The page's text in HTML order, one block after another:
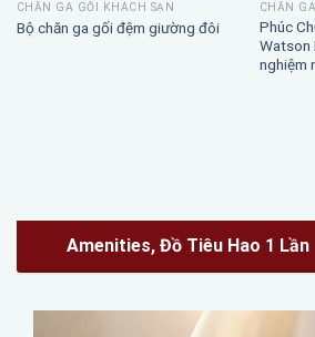
CHĂN GA GỐI KHÁCH SẠN
Bộ chăn ga gối đệm giường đôi
CHĂN
Phúc
Watson
nghiệm
Amenities, Đồ Tiêu Hao 1 Lần